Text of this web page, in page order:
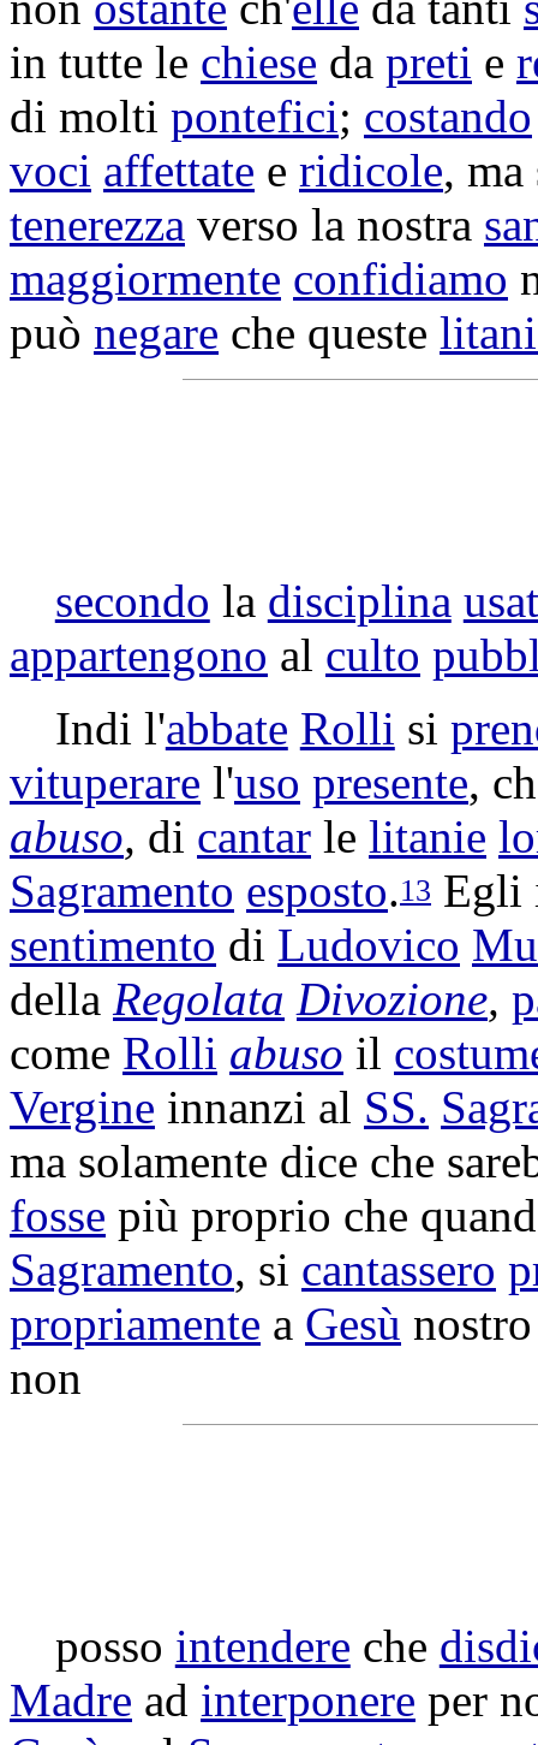
in tutte le chiese da preti e
di molti pontefici; costando
voci affettate e ridicole,
tenerezza verso la nostra
maggiormente confidiamo
può negare che queste
secondo la disciplina
appartengono al culto
Indi l'abbate Rolli si
vituperare l'uso presente,
abuso, di cantar le litanie
Sagramento esposto.13 Egli
sentimento di Ludovico
della Regolata Divozione,
come Rolli abuso il
Vergine innanzi al SS.
ma solamente dice che
fosse più proprio che
Sagramento, si cantassero
propriamente a Gesù
non
posso intendere che
Madre ad interponere per